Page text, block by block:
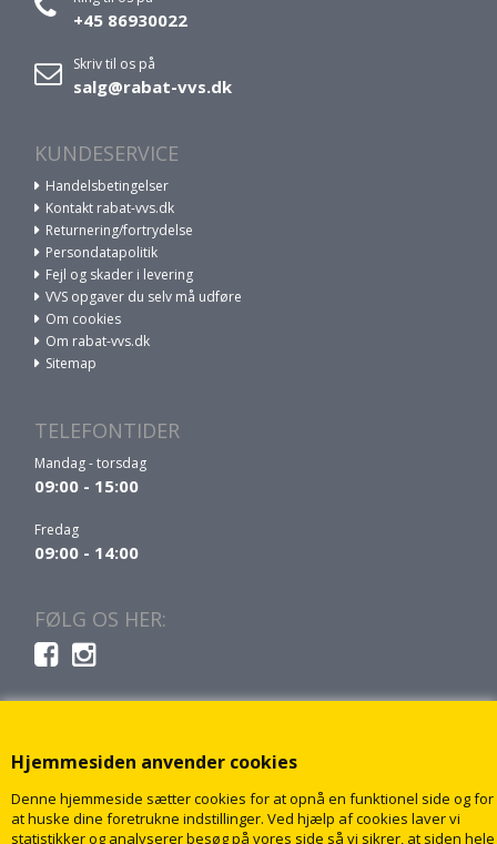
Hjemmesiden anvender cookies
Denne hjemmeside sætter cookies for at opnå en funktionel side og for
at huske dine foretrukne indstillinger. Ved hjælp af cookies laver vi
statistikker og analyserer besøg på vores side så vi sikrer, at siden hele
+45 86930022
Skriv til os på
salg@rabat-vvs.dk
KUNDESERVICE
Handelsbetingelser
Kontakt rabat-vvs.dk
Returnering/fortrydelse
Persondatapolitik
Fejl og skader i levering
VVS opgaver du selv må udføre
Om cookies
Om rabat-vvs.dk
Sitemap
TELEFONTIDER
Mandag - torsdag
09:00 - 15:00
Fredag
09:00 - 14:00
FØLG OS HER: